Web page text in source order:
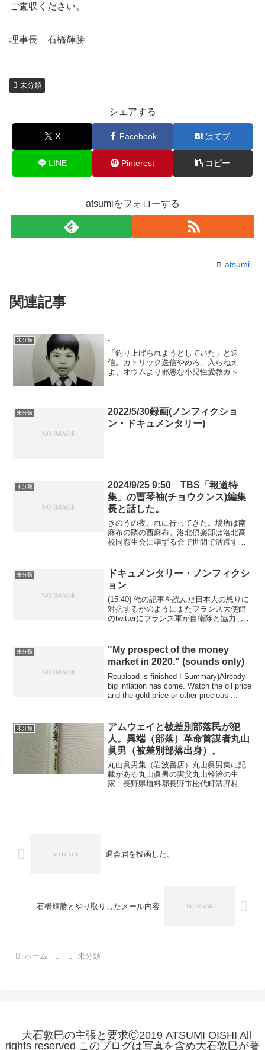
ご査収ください。
理事長 石橋輝勝
未分類
シェアする
X Facebook はてブ
LINE Pinterest コピー
atsumiをフォローする
atsumi
関連記事
未分類 .
「釣り上げられようとしていた」と送
信。カトリック送信やめろ。入らねえ
よ、オウムより邪悪な小児性愛教カトリ
え。「宮崎アニメのような極彩色...
未分類
2022/5/30録画(ノンフィクショ
ン・ドキュメンタリー)
未分類
2024/9/25 9:50 TBS「報道特
集」の曺琴袖(チョウクンス)編集
長と話した。
きのうの夜これに行ってきた。場所は南
麻布の隣の西麻布。洛北倶楽部は洛北高
校同窓生会に準ずる会で世間で活躍する
話し名刺交換し会食してきた。自宅すぐ
近所の西麻布で会を開...
未分類
ドキュメンタリー・ノンフィクシ
ョン
(15:40) 俺の記事を読んだ日本人の怒りに
対抗するかのようにまたフランス大使館
のtwitterにフランス軍が自衛隊と協力した
ショと同じ. なーにがパリコミュ...
未分類
"My prospect of the money
market in 2020." (sounds only)
Reupload is finished ! Summary)Already
big inflation has come. Watch the oil price
and the gold price or other precious ...
未分類
アムウェイと被差別部落民が犯
人。異端（部落）革命首謀者丸山
眞男（被差別部落出身）。
丸山眞男集（岩波書店）丸山眞男集に記
載がある丸山眞男の実父丸山幹治の生
家：長野県埴科郡長野市松代町清野村大
退会届を投函した。
石橋輝勝とやり取りしたメール内容
ホーム 未分類
大石敦巳の主張と要求Ⓒ2019 ATSUMI OISHI All
rights reserved このブログは写真を含め大石敦巳が著